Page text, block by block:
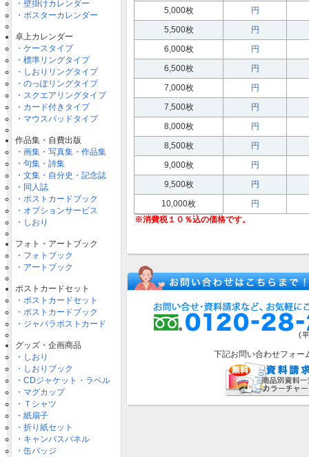
・壁掛けカレンダー
・ポスターカレンダー
卓上カレンダー
・ケースタイプ
・標準リングタイプ
・しおりリングタイプ
・のっぽリングタイプ
・スクエアリングタイプ
・カード付きタイプ
・マウスパッドタイプ
作品集・自費出版
・画集・写真集・作品集
・句集・詩集
・文集・自分史・記念誌
・同人誌
・ポストカードブック
・オプションサービス
・しおり
フォト・アートブック
・フォトブック
・アートブック
ポストカードセット
・ポストカードセット
・ポストカードブック
・ジャバラポストカード
グッズ・企画商品
・しおり
・しおりブック
・CDジャケット・ラベル
・マグカップ
・Ｔシャツ
・紙扇子
・折り紙セット
・キャンバスパネル
・缶バッジ
5,000枚
円
5,500枚
円
6,000枚
円
6,500枚
円
7,000枚
円
7,500枚
円
8,000枚
円
8,500枚
円
9,000枚
円
9,500枚
円
10,000枚
円
下記お問い合わせフォー